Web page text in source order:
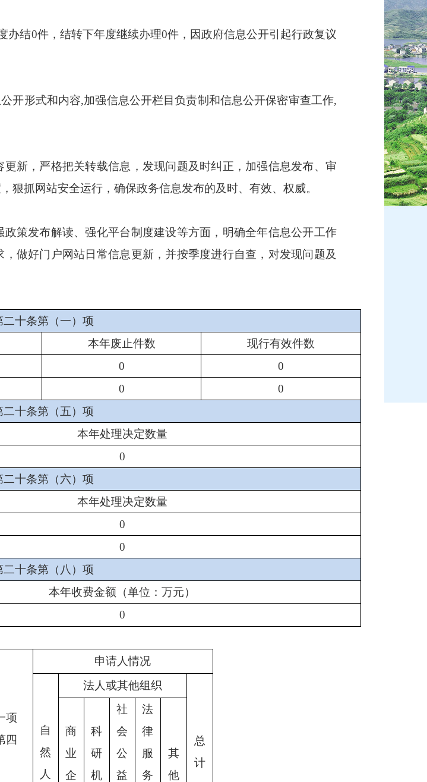
结0件，结转下年度继续办理0件，因政府信息公开引起行政复议
形式和内容,加强信息公开栏目负责制和信息公开保密审查工作,
，严格把关转载信息，发现问题及时纠正，加强信息发布、审
狠抓网站安全运行，确保政务信息发布的及时、有效、权威。
发布解读、强化平台制度建设等方面，明确全年信息公开工作
做好门户网站日常信息更新，并按季度进行自查，对发现问题及
二十条第（一）项
本年废止件数
现行有效件数
0
0
0
0
二十条第（五）项
本年处理决定数量
0
二十条第（六）项
本年处理决定数量
0
0
二十条第（八）项
本年收费金额（单位：万元）
0
项
四
申请人情况
自
然
人
法人或其他组织
总
计
商
业
企
科
研
机
社
会
公
益
法
律
服
务
其
他